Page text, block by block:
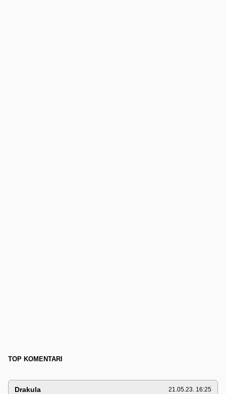
TOP KOMENTARI
Drakula 21.05.23. 16:25